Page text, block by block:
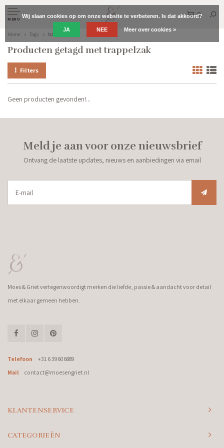
MENU
0
Home Tags trappelzak
Producten getagd met trappelzak
Filters
Geen producten gevonden!...
Meld je aan voor onze nieuwsbrief
Ontvang de laatste updates, nieuws en aanbiedingen via email
Moes & Griet vertegenwoordigt merken die liefde, passie & aandacht voor detail
met elkaar gemeen hebben.
Telefoon
+31 6 39606889
Mail
contact@moesengriet.nl
KLANTENSERVICE
CATEGORIEËN
Wij slaan cookies op om onze website te verbeteren. Is dat akkoord?
JA NEE Meer over cookies »